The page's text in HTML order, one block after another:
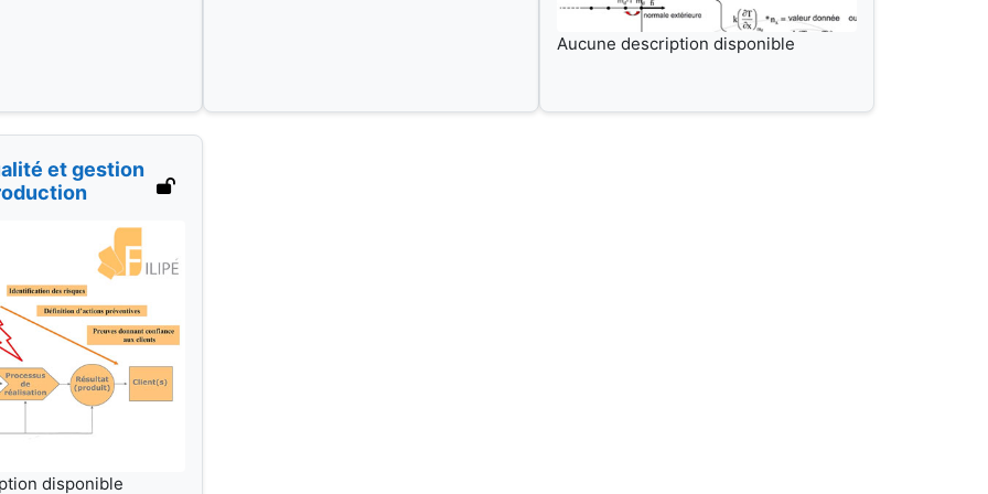
et gestion